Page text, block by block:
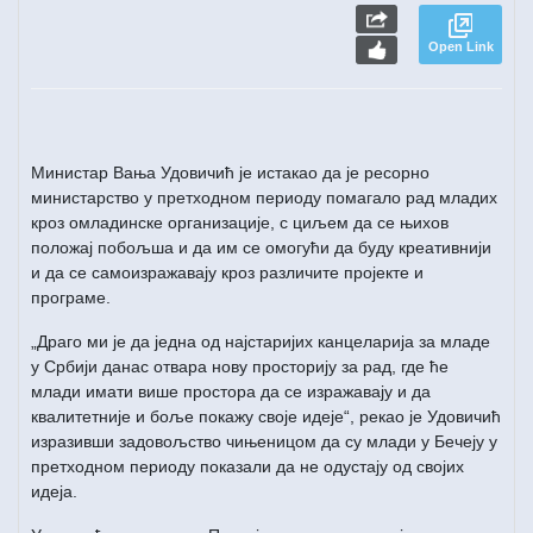
Open Link
Министар Вања Удовичић је истакао да је ресорно
министарство у претходном периоду помагало рад младих
кроз омладинске организације, с циљем да се њихов
положај побољша и да им се омогући да буду креативнији
и да се самоизражавају кроз различите пројекте и
програме.
„Драго ми је да једна од најстаријих канцеларија за младе
у Србији данас отвара нову просторију за рад, где ће
млади имати више простора да се изражавају и да
квалитетније и боље покажу своје идеје“, рекао је Удовичић
изразивши задовољство чињеницом да су млади у Бечеју у
претходном периоду показали да не одустају од својих
идеја.